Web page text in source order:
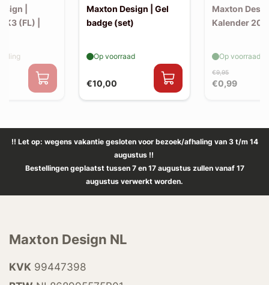
|
(FL) |
Maxton Design | Gel
badge (set)
€10,00
Op voorraad
Maxton
Kalender
€9,95
€0,99
Op voorraad
!! Let op: wegens vakantie gesloten voor bezoek/afhaling van 3 t/m 14
augustus !!
Bestellingen geplaatst tussen 7 en 17 augustus zullen vanaf 17
augustus verwerkt worden.
Maxton Design NL
KVK 99447398